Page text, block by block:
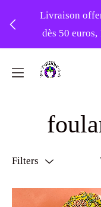
Livraison
dès 50
Turbans
Filters